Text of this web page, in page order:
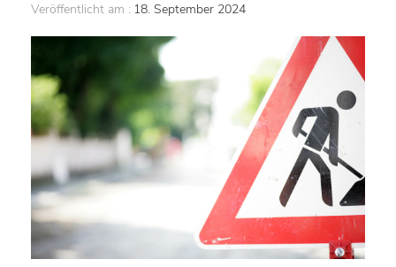
Veröffentlicht am : 18. September 2024